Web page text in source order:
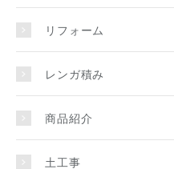
リフォーム
レンガ積み
商品紹介
土工事